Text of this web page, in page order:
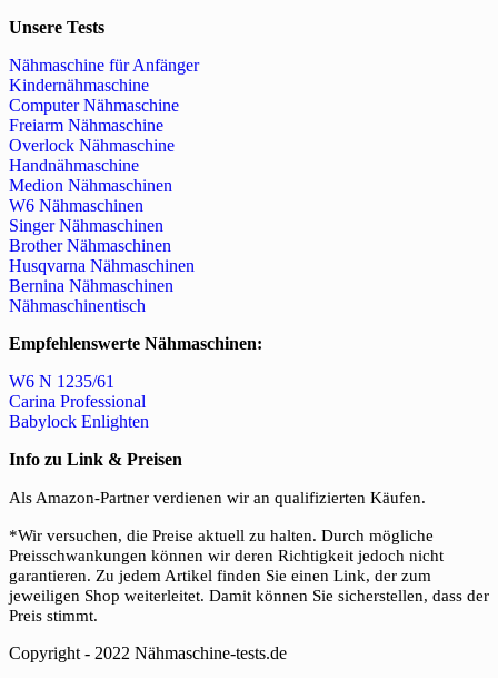
Unsere Tests
Nähmaschine für Anfänger
Kindernähmaschine
Computer Nähmaschine
Freiarm Nähmaschine
Overlock Nähmaschine
Handnähmaschine
Medion Nähmaschinen
W6 Nähmaschinen
Singer Nähmaschinen
Brother Nähmaschinen
Husqvarna Nähmaschinen
Bernina Nähmaschinen
Nähmaschinentisch
Empfehlenswerte Nähmaschinen:
W6 N 1235/61
Carina Professional
Babylock Enlighten
Info zu Link & Preisen
Als Amazon-Partner verdienen wir an qualifizierten Käufen.
*Wir versuchen, die Preise aktuell zu halten. Durch mögliche
Preisschwankungen können wir deren Richtigkeit jedoch nicht
garantieren. Zu jedem Artikel finden Sie einen Link, der zum
jeweiligen Shop weiterleitet. Damit können Sie sicherstellen, dass der
Preis stimmt.
Copyright - 2022 Nähmaschine-tests.de